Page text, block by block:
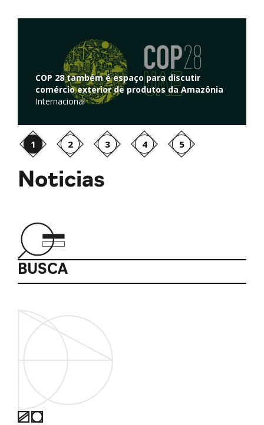
1 2 3 4 5
Regulação de atividades de captura e
armazenamento de carbono é discutida na
Câmara dos Deputados
Ambiente
Noticias
BUSCA